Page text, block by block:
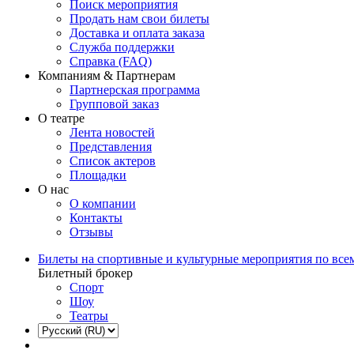
Поиск мероприятия
Продать нам свои билеты
Доставка и оплата заказа
Служба поддержки
Справка (FAQ)
Компаниям & Партнерам
Партнерская программа
Групповой заказ
О театре
Лента новостей
Представления
Список актеров
Площадки
О нас
О компании
Контакты
Отзывы
Билеты на спортивные и культурные мероприятия по
Билетный брокер
Спорт
Шоу
Театры